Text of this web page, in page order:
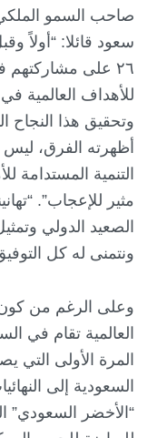
صاحب السمو الملكي
سعود قائلا: “أولاً
٢٦ على مشاركتهم
للأهداف العالمية
وتحقيق هذا النجاح
أظهرته الفرق،
التنمية المستدامة
مثير للإعجاب”.
الصعيد الدولي
ونتمنى له كل
وعلى الرغم من
العالمية تقام في
المرة الأولى التي
“الأخضر السعودي”